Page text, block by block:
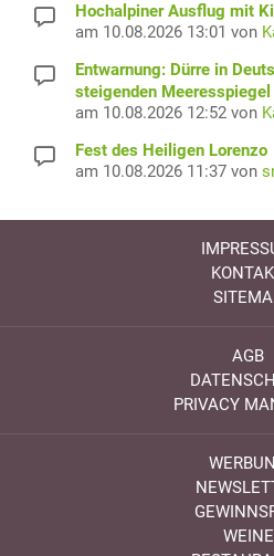
Hochalpiner Ausflug mit
am 10.08.2026 13:01 von
Entwarnung: Dürre in
steigenden Meeresspiegel
am 10.08.2026 12:52 von
Fest des Heiligen Lorenzo
am 10.08.2026 11:37 von
AGB
PRIVACY
WEINE